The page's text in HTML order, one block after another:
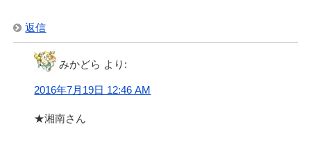
返信
みかどら より:
2016年7月19日 12:46 AM
★湘南さん